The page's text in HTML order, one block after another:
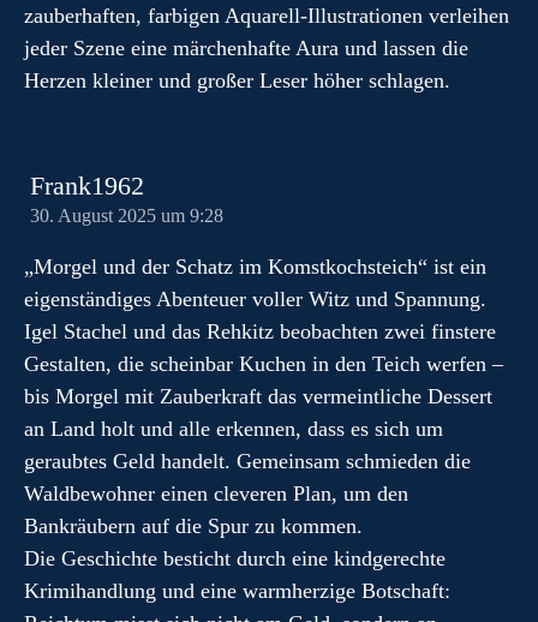
zauberhaften, farbigen Aquarell-Illustrationen verleihen
jeder Szene eine märchenhafte Aura und lassen die
Herzen kleiner und großer Leser höher schlagen.
Frank1962
30. August 2025 um 9:28
„Morgel und der Schatz im Komstkochsteich“ ist ein
eigenständiges Abenteuer voller Witz und Spannung.
Igel Stachel und das Rehkitz beobachten zwei finstere
Gestalten, die scheinbar Kuchen in den Teich werfen –
bis Morgel mit Zauberkraft das vermeintliche Dessert
an Land holt und alle erkennen, dass es sich um
geraubtes Geld handelt. Gemeinsam schmieden die
Waldbewohner einen cleveren Plan, um den
Bankräubern auf die Spur zu kommen.
Die Geschichte besticht durch eine kindgerechte
Krimihandlung und eine warmherzige Botschaft: